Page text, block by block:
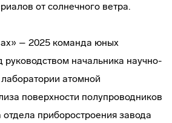
от солнечного ветра.
– 2025 команда юных
руководством начальника научно-
атомной
поверхности полупроводников
приборостроения завода